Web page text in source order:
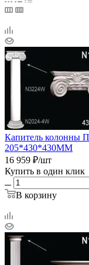
Капитель колонны
205*430*430ММ
16 959 ₽/шт
Купить в один клик
В корзину